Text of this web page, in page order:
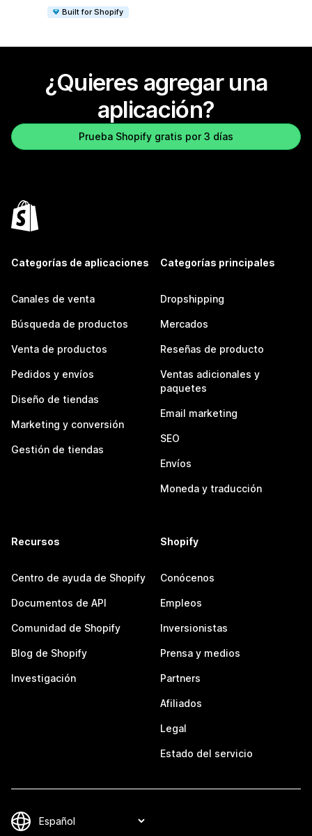
Built for Shopify
¿Quieres agregar una
aplicación?
Prueba Shopify gratis por 3 días
Categorías de aplicaciones
Canales de venta
Búsqueda de productos
Venta de productos
Pedidos y envíos
Diseño de tiendas
Marketing y conversión
Gestión de tiendas
Categorías principales
Dropshipping
Mercados
Reseñas de producto
Ventas adicionales y
paquetes
Email marketing
SEO
Envíos
Moneda y traducción
Recursos
Centro de ayuda de Shopify
Documentos de API
Comunidad de Shopify
Blog de Shopify
Investigación
Shopify
Conócenos
Empleos
Inversionistas
Prensa y medios
Partners
Afiliados
Legal
Estado del servicio